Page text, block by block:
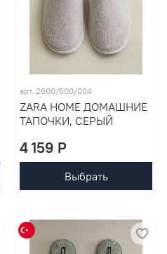
арт. 2600/500/004
ZARA HOME ДОМАШНИЕ
ТАПОЧКИ, СЕРЫЙ
4 159 P
Выбрать